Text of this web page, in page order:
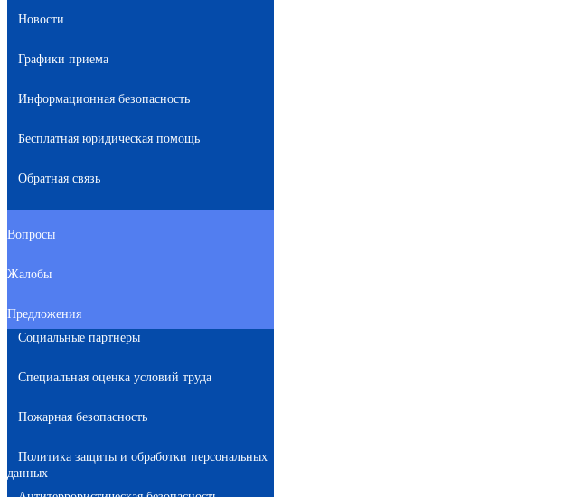
Новости
Графики приема
Информационная безопасность
Бесплатная юридическая помощь
Обратная связь
Вопросы
Жалобы
Предложения
Социальные партнеры
Специальная оценка условий труда
Пожарная безопасность
Политика защиты и обработки персональных
данных